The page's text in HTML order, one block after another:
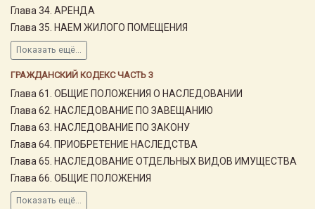
Глава 34. АРЕНДА
Глава 35. НАЕМ ЖИЛОГО ПОМЕЩЕНИЯ
Показать ещё...
ГРАЖДАНСКИЙ КОДЕКС ЧАСТЬ 3
Глава 61. ОБЩИЕ ПОЛОЖЕНИЯ О НАСЛЕДОВАНИИ
Глава 62. НАСЛЕДОВАНИЕ ПО ЗАВЕЩАНИЮ
Глава 63. НАСЛЕДОВАНИЕ ПО ЗАКОНУ
Глава 64. ПРИОБРЕТЕНИЕ НАСЛЕДСТВА
Глава 65. НАСЛЕДОВАНИЕ ОТДЕЛЬНЫХ ВИДОВ ИМУЩЕСТВА
Глава 66. ОБЩИЕ ПОЛОЖЕНИЯ
Показать ещё...